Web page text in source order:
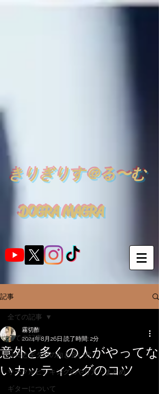
きりぎりす＠る〜む
DOGRA MAGRA
記事
全ての記事
SNSとギターの向き合い方
サークルピッキングのやり方・まとめ
ギターについて
全ての記事
意外と多くの人がやってな
いカッティングのコツ
霧切酢
2024年8月26日 読了時間: 2分